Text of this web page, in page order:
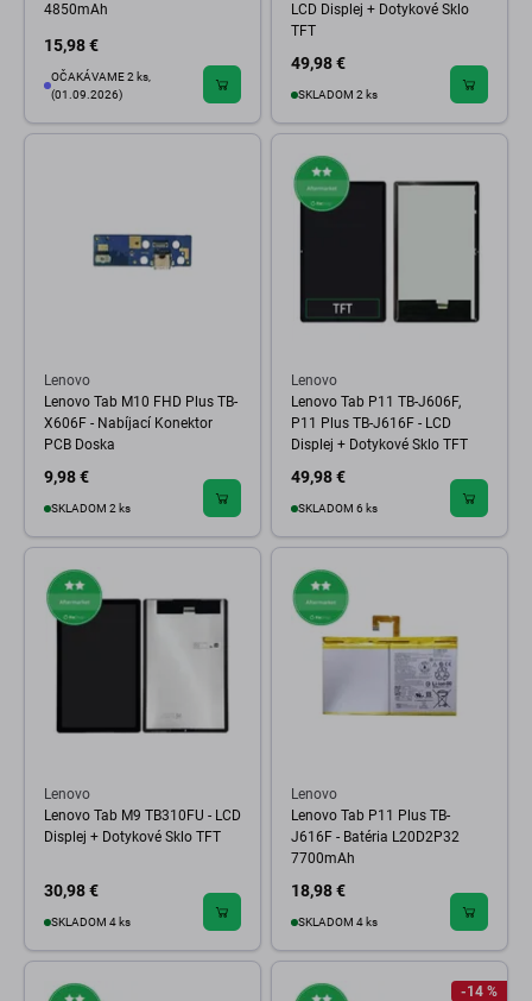
4850mAh
15,98 €
OČAKÁVAME 2 ks,
(01.09.2026)
LCD Displej + Dotykové Sklo
TFT
49,98 €
SKLADOM 2 ks
Lenovo
Lenovo Tab M10 FHD Plus TB-
X606F - Nabíjací Konektor
PCB Doska
9,98 €
SKLADOM 2 ks
Lenovo
Lenovo Tab P11 TB-J606F,
P11 Plus TB-J616F - LCD
Displej + Dotykové Sklo TFT
49,98 €
SKLADOM 6 ks
Lenovo
Lenovo Tab M9 TB310FU - LCD
Displej + Dotykové Sklo TFT
30,98 €
SKLADOM 4 ks
Lenovo
Lenovo Tab P11 Plus TB-
J616F - Batéria L20D2P32
7700mAh
18,98 €
SKLADOM 4 ks
-14 %